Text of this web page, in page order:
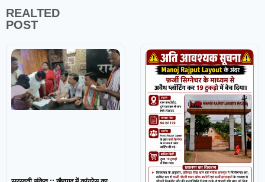
REALTED
POST